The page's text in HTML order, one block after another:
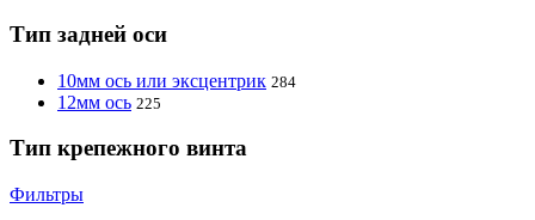
Тип задней оси
10мм ось или эксцентрик 284
12мм ось 225
Тип крепежного винта
Фильтры